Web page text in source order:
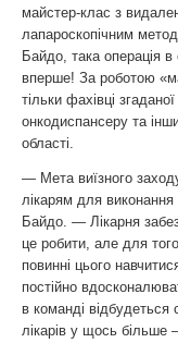
майстер-клас з
лапароскопічним
Байдо, така операція в
вперше! За роботою
тільки фахівці
онкодиспансеру та
області.
— Мета виїзного
лікарям для
Байдо. — Лікарня
це робити, але для
повинні цього
постійно
в команді відбудеться
лікарів у щось більше